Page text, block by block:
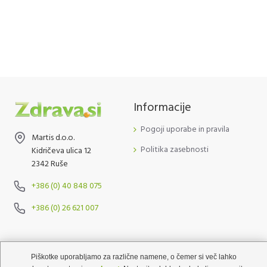
Martis d.o.o.
Kidričeva ulica 12
2342 Ruše
+386 (0) 40 848 075
+386 (0) 26 621 007
Informacije
Pogoji uporabe in pravila
Politika zasebnosti
Martis d.o.o. - Zdrava.si © 2020 | IzdelavaqStom d.o.o.
Piškotke uporabljamo za različne namene, o čemer si več lahko